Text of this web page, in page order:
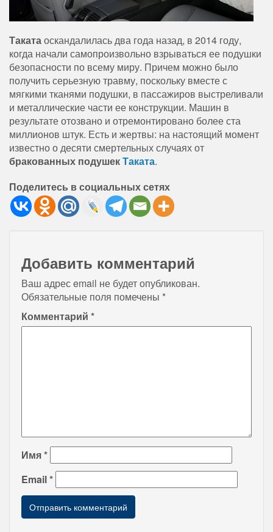
Такатаоскандалилась два года назад, в 2014 году,
когда начали самопроизвольно взрываться ее подушки
безопасности по всему миру. Причем можно было
получить серьезную травму, поскольку вместе с
мягкими тканями подушки, в пассажиров выстреливали
и металлические части ее конструкции. Машин в
результате отозвано и отремонтировано более ста
миллионов штук. Есть и жертвы: на настоящий момент
известно о десяти смертельных случаях от
бракованных подушекТаката.
Поделитесь в социальных сетях
Добавить комментарий
Ваш адрес email не будет опубликован.
Обязательные поля помечены *
Комментарий *
Имя*
Email*